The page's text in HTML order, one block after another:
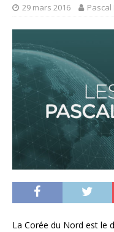
29 mars 2016
La Corée du Nord est le